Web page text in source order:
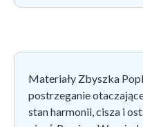
Materiały Zbyszka
postrzeganie
stan harmonii, cisza i